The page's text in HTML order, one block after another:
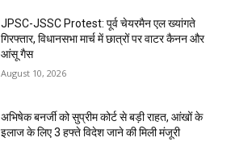
JPSC-JSSC Protest: पूर्व चेयरमैन एल ख्यांगते
गिरफ्तार, विधानसभा मार्च में छात्रों पर वाटर कैनन और
आंसू गैस
August 10, 2026
अभिषेक बनर्जी को सुप्रीम कोर्ट से बड़ी राहत, आंखों के
इलाज के लिए 3 हफ्ते विदेश जाने की मिली मंजूरी